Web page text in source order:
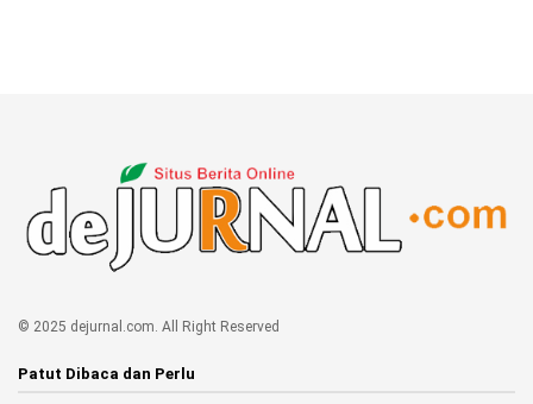
© 2025 dejurnal.com. All Right Reserved
Patut Dibaca dan Perlu